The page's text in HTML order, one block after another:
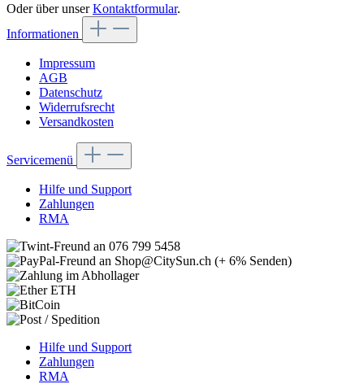
Oder über unserKontaktformular.
Informationen
Impressum
AGB
Datenschutz
Widerrufsrecht
Versandkosten
Servicemenü
Hilfe und Support
Zahlungen
RMA
Hilfe und Support
Zahlungen
RMA